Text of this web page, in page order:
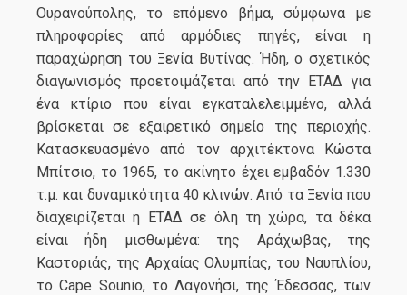
Ουρανούπολης, το επόμενο βήμα, σύμφωνα με
πληροφορίες από αρμόδιες πηγές, είναι η
παραχώρηση του Ξενία Βυτίνας. Ήδη, ο σχετικός
διαγωνισμός προετοιμάζεται από την ΕΤΑΔ για
ένα κτίριο που είναι εγκαταλελειμμένο, αλλά
βρίσκεται σε εξαιρετικό σημείο της περιοχής.
Κατασκευασμένο από τον αρχιτέκτονα Κώστα
Μπίτσιο, το 1965, το ακίνητο έχει εμβαδόν 1.330
τ.μ. και δυναμικότητα 40 κλινών. Από τα Ξενία που
διαχειρίζεται η ΕΤΑΔ σε όλη τη χώρα, τα δέκα
είναι ήδη μισθωμένα: της Αράχωβας, της
Καστοριάς, της Αρχαίας Ολυμπίας, του Ναυπλίου,
το Cape Sounio, το Λαγονήσι, της Έδεσσας, των